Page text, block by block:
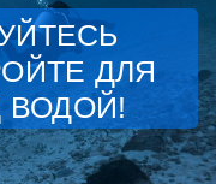
ДЛЯ
ВОДОЙ!